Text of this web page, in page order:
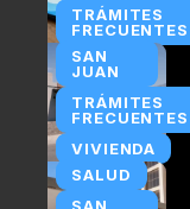
TRÁMITES
FRECUENTES
SAN
JUAN
TRÁMITES
FRECUENTES
VIVIENDA
SALUD
SAN